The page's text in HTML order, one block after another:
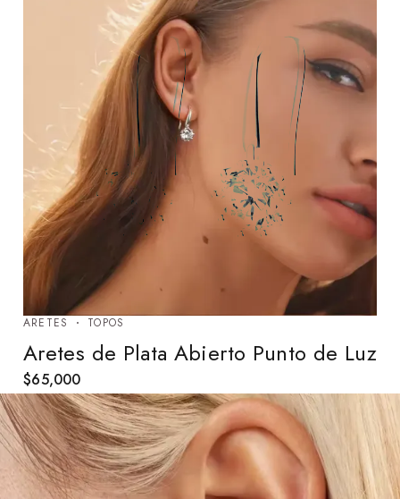
ARETES TOPOS
Aretes de Plata Abierto Punto de Luz
$65,000